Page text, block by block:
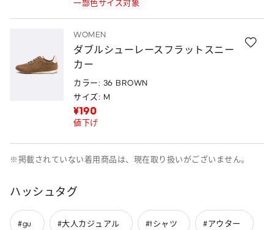
一部色サイズ対象
WOMEN
ダブルシューレースフラットスニー
カー
カラー: 36 BROWN
サイズ: M
¥190
値下げ
※掲載されていない着用商品は、現在取り扱いがございません。
ハッシュタグ
#gu #大人カジュアル #tシャツ #アウター